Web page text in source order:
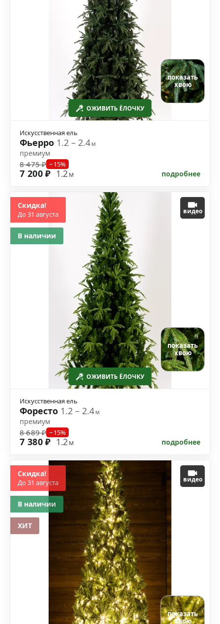
ОЖИВИТЬ ЁЛОЧКУ
показать
хвою
Искусственная ель
Фьерро 1.2 – 2.4м
премиум
8 475 ₽ −15%
7 200 ₽ 1.2м подробнее
ОЖИВИТЬ ЁЛОЧКУ
видео
показать
хвою
Искусственная ель
Форесто 1.2 – 2.4м
премиум
8 689 ₽ −15%
7 380 ₽ 1.2м подробнее
Скидка!
До 31 августа
В наличии
видео
показать
хвою
Скидка!
До 31 августа
В наличии
ХИТ